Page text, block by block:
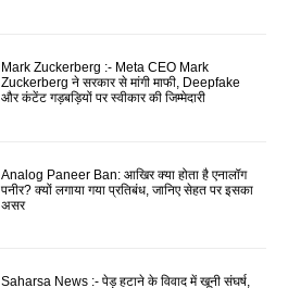
Mark Zuckerberg :- Meta CEO Mark
Zuckerberg ने सरकार से मांगी माफी, Deepfake
और कंटेंट गड़बड़ियों पर स्वीकार की जिम्मेदारी
Analog Paneer Ban: आखिर क्या होता है एनालॉग
पनीर? क्यों लगाया गया प्रतिबंध, जानिए सेहत पर इसका
असर
Saharsa News :- पेड़ हटाने के विवाद में खूनी संघर्ष,